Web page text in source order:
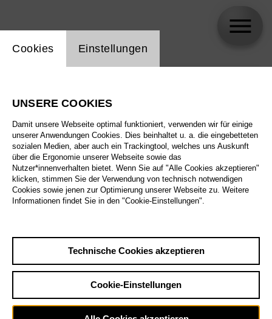
Alle Sparten
Alle Spielstätten
Alle Merkmale
Sa29.8.
Großes Haus
Einstellung Website Cookie
Cookies Einstellungen
UNSERE COOKIES
Damit unsere Webseite optimal funktioniert, verwenden wir für einige
unserer Anwendungen Cookies. Dies beinhaltet u. a. die eingebetteten
sozialen Medien, aber auch ein Trackingtool, welches uns Auskunft
über die Ergonomie unserer Webseite sowie das
Nutzer*innenverhalten bietet. Wenn Sie auf "Alle Cookies akzeptieren"
klicken, stimmen Sie der Verwendung von technisch notwendigen
Cookies sowie jenen zur Optimierung unserer Webseite zu. Weitere
Informationen findet Sie in den "Cookie-Einstellungen".
Technische Cookies akzeptieren
Cookie-Einstellungen